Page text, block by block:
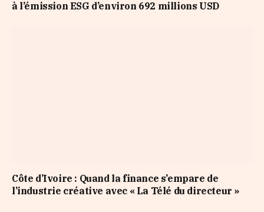
à l’émission ESG d’environ 692 millions USD
Côte d’Ivoire : Quand la finance s’empare de
l’industrie créative avec « La Télé du directeur »